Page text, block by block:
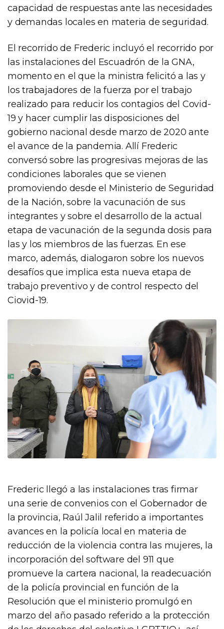
capacidad de respuestas ante las necesidades
y demandas locales en materia de seguridad.
El recorrido de Frederic incluyó el recorrido por
las instalaciones del Escuadrón de la GNA,
momento en el que la ministra felicitó a las y
los trabajadores de la fuerza por el trabajo
realizado para reducir los contagios del Covid-
19 y hacer cumplir las disposiciones del
gobierno nacional desde marzo de 2020 ante
el avance de la pandemia. Allí Frederic
conversó sobre las progresivas mejoras de las
condiciones laborales que se vienen
promoviendo desde el Ministerio de Seguridad
de la Nación, sobre la vacunación de sus
integrantes y sobre el desarrollo de la actual
etapa de vacunación de la segunda dosis para
las y los miembros de las fuerzas. En ese
marco, además, dialogaron sobre los nuevos
desafíos que implica esta nueva etapa de
trabajo preventivo y de control respecto del
Ciovid-19.
Frederic llegó a las instalaciones tras firmar
una serie de convenios con el Gobernador de
la provincia, Raúl Jalil referido a importantes
avances en la policía local en materia de
reducción de la violencia contra las mujeres, la
incorporación del software del 911 que
promueve la cartera nacional, la readecuación
de la policía provincial en función de la
Resolución que el ministerio promulgó en
marzo del año pasado referido a la protección